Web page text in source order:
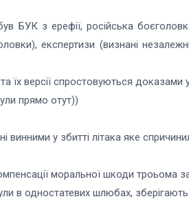
з ерефії, російська
експертизи (визнані
їх версії спростовуються доказами
прямо отут))
винними у збитті літака яке
моральної шкоди троьома
в одностатевих шлюбах,